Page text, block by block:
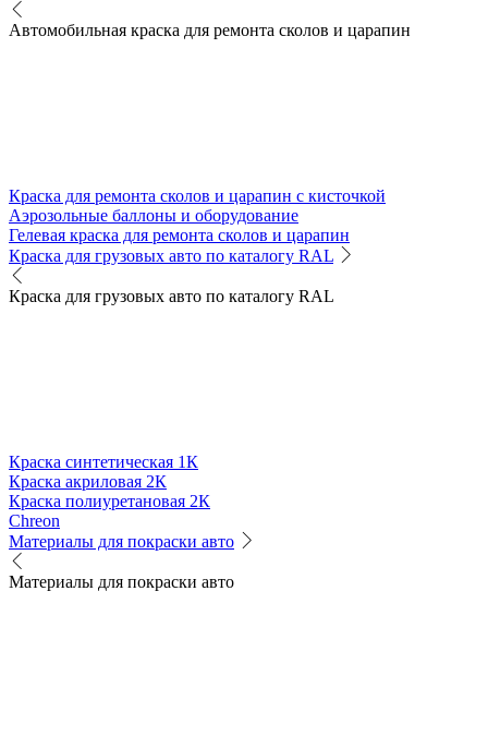
Автомобильная краска для ремонта сколов и царапин
Краска для ремонта сколов и царапин с кисточкой
Аэрозольные баллоны и оборудование
Гелевая краска для ремонта сколов и царапин
Краска для грузовых авто по каталогу RAL
Краска для грузовых авто по каталогу RAL
Краска синтетическая 1К
Краска акриловая 2К
Краска полиуретановая 2К
Chreon
Материалы для покраски авто
Материалы для покраски авто